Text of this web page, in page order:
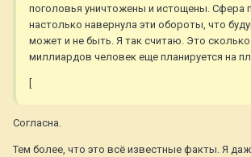
поголовья уничтожены и истощены. Сфера
настолько навернула эти обороты, что
может и не быть. Я так считаю. Это сколько
миллиардов человек еще планируется на
Согласна.
Тем более, что это всё известные факты. Я